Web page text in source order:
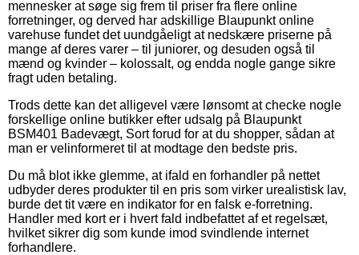
mennesker at søge sig frem til priser fra flere online
forretninger, og derved har adskillige Blaupunkt online
varehuse fundet det uundgåeligt at nedskære priserne på
mange af deres varer – til juniorer, og desuden også til
mænd og kvinder – kolossalt, og endda nogle gange sikre
fragt uden betaling.
Trods dette kan det alligevel være lønsomt at checke nogle
forskellige online butikker efter udsalg på Blaupunkt
BSM401 Badevægt, Sort forud for at du shopper, sådan at
man er velinformeret til at modtage den bedste pris.
Du må blot ikke glemme, at ifald en forhandler på nettet
udbyder deres produkter til en pris som virker urealistisk lav,
burde det tit være en indikator for en falsk e-forretning.
Handler med kort er i hvert fald indbefattet af et regelsæt,
hvilket sikrer dig som kunde imod svindlende internet
forhandlere.